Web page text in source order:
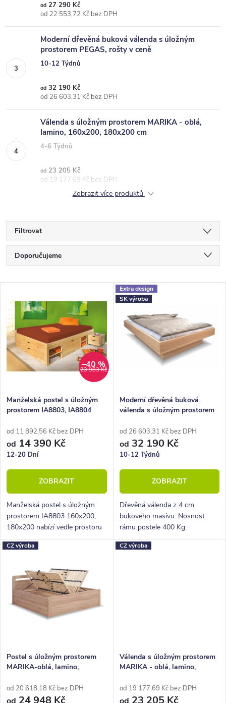
od 27 290 Kč
od 22 553,72 Kč bez DPH
Moderní dřevěná buková válenda s úložným
prostorem PEGAS, rošty v ceně
10-12 Týdnů
od 32 190 Kč
od 26 603,31 Kč bez DPH
Válenda s úložným prostorem MARIKA - oblá,
lamino, 160x200, 180x200 cm
4-6 Týdnů
od 23 205 Kč
od 19 177,69 Kč bez DPH
Zobrazit více produktů
Filtrovat
a
e
n
í
p
o
d
u
k
t
ů
Doporučujeme
Nejprodávanější
Abecedně
ý
p
i
s
r
o
d
u
k
t
ů
23 983 Kč
–40 %
Manželská postel s úložným
prostorem IA8803, IA8804
borovice
od 11 892,56 Kč bez DPH
od 14 390 Kč
12-20 Dní
ZOBRAZIT
Manželská postel s úložným
prostorem IA8803 160x200,
180x200 nabízí vedle prostoru
ke spaní i velké množství
úložných prostor.
Extra design
SK výroba
Moderní dřevěná buková
válenda s úložným prostorem
od 26 603,31 Kč bez DPH
od 32 190 Kč
10-12 Týdnů
ZOBRAZIT
Dřevěná válenda z 4 cm
bukového masivu. Nosnost
rámu postele 400 Kg.
Povrchová úprava lakem. Pevná
dřevěná lišta pro rošty.
CZ výroba
Postel s úložným prostorem
MARIKA-oblá, lamino,
od 20 618,18 Kč bez DPH
24 948 Kč
CZ výroba
Válenda s úložným prostorem
MARIKA - oblá, lamino,
od 19 177,69 Kč bez DPH
23 205 Kč